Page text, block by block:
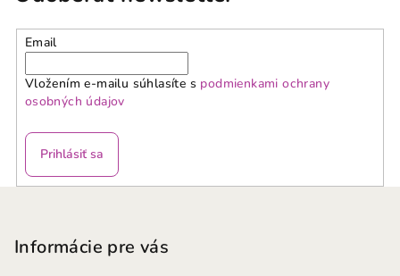
Email
Vložením e-mailu súhlasíte s podmienkami ochrany
osobných údajov
Prihlásiť sa
Informácie pre vás